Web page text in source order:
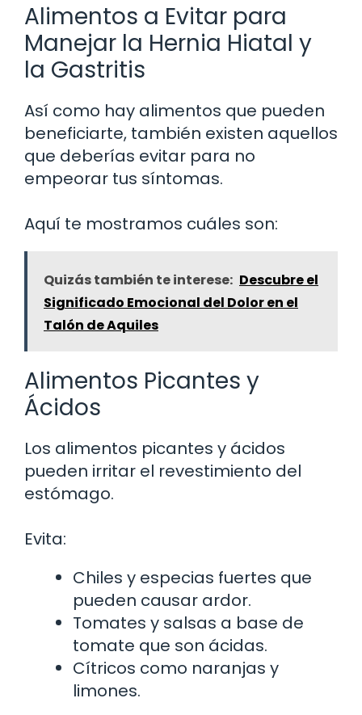
Alimentos a Evitar para
Manejar la Hernia Hiatal y
la Gastritis
Así como hay alimentos que pueden
beneficiarte, también existen aquellos
que deberías evitar para no
empeorar tus síntomas.
Aquí te mostramos cuáles son:
Quizás también te interese: Descubre el
Significado Emocional del Dolor en el
Talón de Aquiles
Alimentos Picantes y
Ácidos
Los alimentos picantes y ácidos
pueden irritar el revestimiento del
estómago.
Evita:
Chiles y especias fuertes que
pueden causar ardor.
Tomates y salsas a base de
tomate que son ácidas.
Cítricos como naranjas y
limones.